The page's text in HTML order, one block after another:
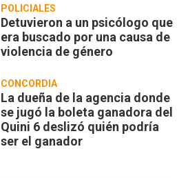
POLICIALES
Detuvieron a un psicólogo que
era buscado por una causa de
violencia de género
CONCORDIA
La dueña de la agencia donde
se jugó la boleta ganadora del
Quini 6 deslizó quién podría
ser el ganador